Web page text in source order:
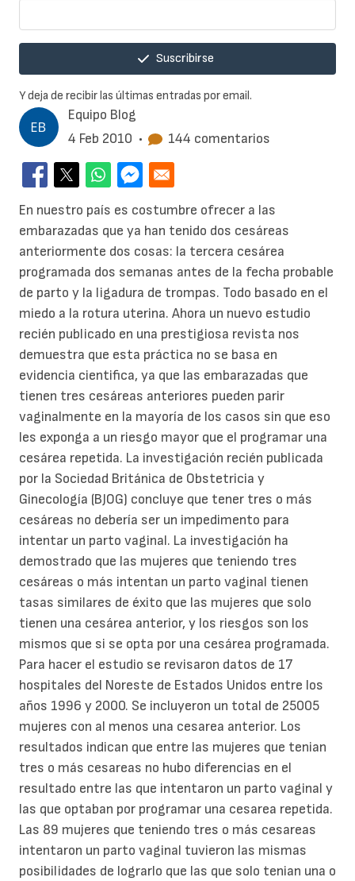
Equipo Blog
4 Feb 2010 • 144 comentarios
En nuestro país es costumbre ofrecer a las
embarazadas que ya han tenido dos cesáreas
anteriormente dos cosas: la tercera cesárea
programada dos semanas antes de la fecha probable
de parto y la ligadura de trompas. Todo basado en el
miedo a la rotura uterina. Ahora un nuevo estudio
recién publicado en una prestigiosa revista nos
demuestra que esta práctica no se basa en
evidencia cientifica, ya que las embarazadas que
tienen tres cesáreas anteriores pueden parir
vaginalmente en la mayoría de los casos sin que eso
les exponga a un riesgo mayor que el programar una
cesárea repetida. La investigación recién publicada
por la Sociedad Británica de Obstetricia y
Ginecología (BJOG) concluye que tener tres o más
cesáreas no debería ser un impedimento para
intentar un parto vaginal. La investigación ha
demostrado que las mujeres que teniendo tres
cesáreas o más intentan un parto vaginal tienen
tasas similares de éxito que las mujeres que solo
tienen una cesárea anterior, y los riesgos son los
mismos que si se opta por una cesárea programada.
Para hacer el estudio se revisaron datos de 17
hospitales del Noreste de Estados Unidos entre los
años 1996 y 2000. Se incluyeron un total de 25005
mujeres con al menos una cesarea anterior. Los
resultados indican que entre las mujeres que tenian
tres o más cesareas no hubo diferencias en el
resultado entre las que intentaron un parto vaginal y
las que optaban por programar una cesarea repetida.
Las 89 mujeres que teniendo tres o más cesareas
intentaron un parto vaginal tuvieron las mismas
posibilidades de lograrlo que las que solo tenian una o
Suscribirse
Y deja de recibir las últimas entradas por email.